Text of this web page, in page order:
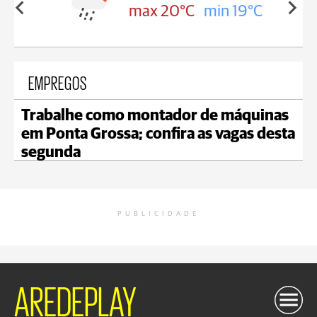
19°C max 18°C min 18°C
EMPREGOS
Trabalhe como montador de máquinas
em Ponta Grossa; confira as vagas desta
segunda
PUBLICIDADE
AREDEPLAY